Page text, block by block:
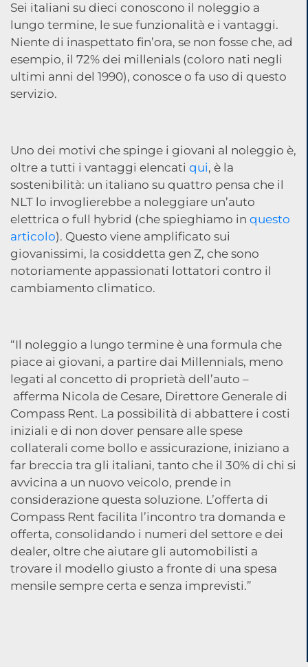
Sei italiani su dieci conoscono il noleggio a
lungo termine, le sue funzionalità e i vantaggi.
Niente di inaspettato fin’ora, se non fosse che, ad
esempio, il 72% dei millenials (coloro nati negli
ultimi anni del 1990), conosce o fa uso di questo
servizio.
Uno dei motivi che spinge i giovani al noleggio è,
oltre a tutti i vantaggi elencati qui, è la
sostenibilità: un italiano su quattro pensa che il
NLT lo invoglierebbe a noleggiare un’auto
elettrica o full hybrid (che spieghiamo in questo
articolo). Questo viene amplificato sui
giovanissimi, la cosiddetta gen Z, che sono
notoriamente appassionati lottatori contro il
cambiamento climatico.
“Il noleggio a lungo termine è una formula che
piace ai giovani, a partire dai Millennials, meno
legati al concetto di proprietà dell’auto –
afferma Nicola de Cesare, Direttore Generale di
Compass Rent. La possibilità di abbattere i costi
iniziali e di non dover pensare alle spese
collaterali come bollo e assicurazione, iniziano a
far breccia tra gli italiani, tanto che il 30% di chi si
avvicina a un nuovo veicolo, prende in
considerazione questa soluzione. L’offerta di
Compass Rent facilita l’incontro tra domanda e
offerta, consolidando i numeri del settore e dei
dealer, oltre che aiutare gli automobilisti a
trovare il modello giusto a fronte di una spesa
mensile sempre certa e senza imprevisti.”